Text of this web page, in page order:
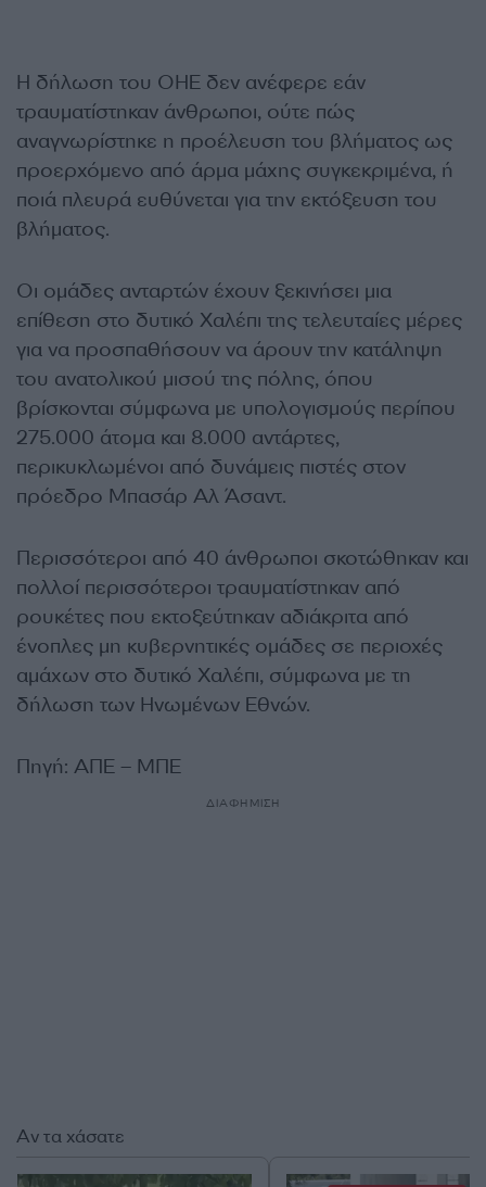
Η δήλωση του ΟΗΕ δεν ανέφερε εάν
τραυματίστηκαν άνθρωποι, ούτε πώς
αναγνωρίστηκε η προέλευση του βλήματος ως
προερχόμενο από άρμα μάχης συγκεκριμένα, ή
ποιά πλευρά ευθύνεται για την εκτόξευση του
βλήματος.
Οι ομάδες ανταρτών έχουν ξεκινήσει μια
επίθεση στο δυτικό Χαλέπι της τελευταίες μέρες
για να προσπαθήσουν να άρουν την κατάληψη
του ανατολικού μισού της πόλης, όπου
βρίσκονται σύμφωνα με υπολογισμούς περίπου
275.000 άτομα και 8.000 αντάρτες,
περικυκλωμένοι από δυνάμεις πιστές στον
πρόεδρο Μπασάρ Αλ Άσαντ.
Περισσότεροι από 40 άνθρωποι σκοτώθηκαν και
πολλοί περισσότεροι τραυματίστηκαν από
ρουκέτες που εκτοξεύτηκαν αδιάκριτα από
ένοπλες μη κυβερνητικές ομάδες σε περιοχές
αμάχων στο δυτικό Χαλέπι, σύμφωνα με τη
δήλωση των Ηνωμένων Εθνών.
Πηγή: ΑΠΕ – ΜΠΕ
ΔΙΑΦΗΜΙΣΗ
Αν τα χάσατε